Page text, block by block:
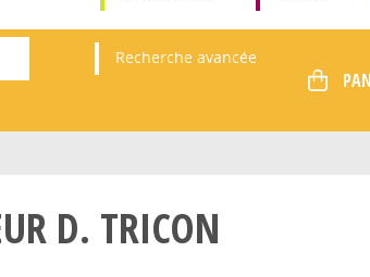
Recherche avancée
D. TRICON